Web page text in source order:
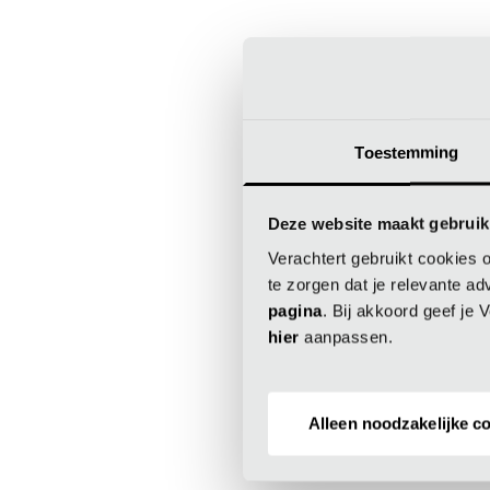
Toestemming
Deze website maakt
Verachtert gebruikt cookies
te zorgen dat je relevante
pagina. Bij akkoord geef je
hier aanpassen.
Alleen noodzakelijke
Application